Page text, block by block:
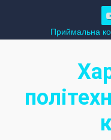
Приймальна